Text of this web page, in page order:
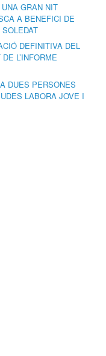
GRAN NIT
A BENEFICI DE
DEFINITIVA DEL
L’INFORME
DUES PERSONES
LABORA JOVE I